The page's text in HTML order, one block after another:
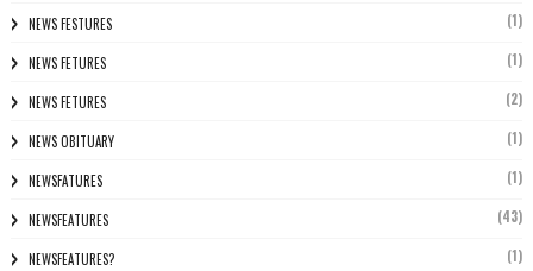
NEWS FESTURES (1)
NEWS FETURES (1)
NEWS FETURES (2)
NEWS OBITUARY (1)
NEWSFATURES (1)
NEWSFEATURES (43)
NEWSFEATURES? (1)